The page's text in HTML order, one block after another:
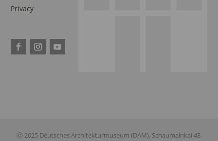
Privacy
ⓒ 2025 Deutsches Architekturmuseum (DAM), Schaumainkai 43,